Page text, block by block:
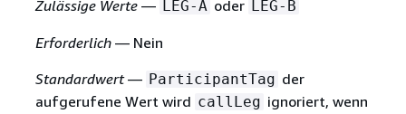
Zulässige Werte— LEG-A oder LEG-B
Erforderlich— Nein
Standardwert— ParticipantTag der
aufgerufene Wert wird callLeg ignoriert, wenn